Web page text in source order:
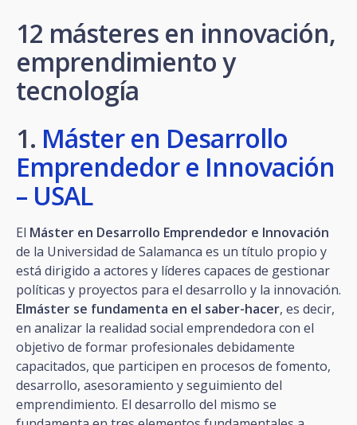
12 másteres en innovación,
emprendimiento y
tecnología
1. Máster en Desarrollo
Emprendedor e Innovación
– USAL
El Máster en Desarrollo Emprendedor e Innovación
de la Universidad de Salamanca es un título propio y
está dirigido a actores y líderes capaces de gestionar
políticas y proyectos para el desarrollo y la innovación.
Elmáster se fundamenta en el saber-hacer, es decir,
en analizar la realidad social emprendedora con el
objetivo de formar profesionales debidamente
capacitados, que participen en procesos de fomento,
desarrollo, asesoramiento y seguimiento del
emprendimiento. El desarrollo del mismo se